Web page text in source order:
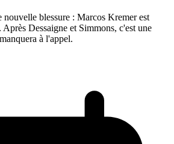
nouvelle blessure : Marcos Kremer est
Dessaigne et Simmons, c'est une
à l'appel.